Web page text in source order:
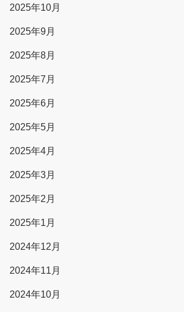
2025年10月
2025年9月
2025年8月
2025年7月
2025年6月
2025年5月
2025年4月
2025年3月
2025年2月
2025年1月
2024年12月
2024年11月
2024年10月